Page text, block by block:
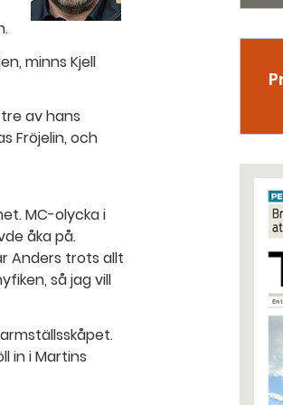
minns Kjell
av hans
Fröjelin, och
MC-olycka i
åka på.
Anders trots allt
så jag vill
in i Martins